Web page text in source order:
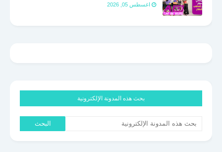
اغسطس 05, 2026
بحث هذه المدونة الإلكترونية